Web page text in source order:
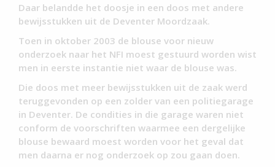
Daar belandde het doosje in een doos met andere
bewijsstukken uit de Deventer Moordzaak.
Toen in oktober 2003 de blouse voor nieuw
onderzoek naar het NFI moest gestuurd worden wist
men in eerste instantie niet waar de blouse was.
Die doos met meer bewijsstukken uit de zaak werd
teruggevonden op een zolder van een politiegarage
in Deventer. De condities in die garage waren niet
conform de voorschriften waarmee een dergelijke
blouse bewaard moest worden voor het geval dat
men daarna er nog onderzoek op zou gaan doen.